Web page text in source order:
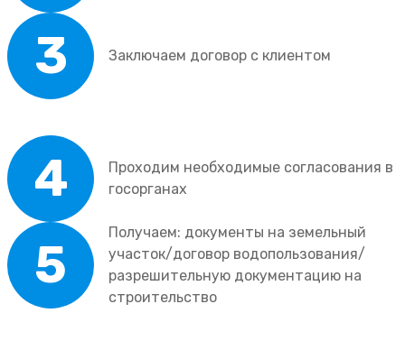
3 Заключаем договор с клиентом
4
Проходим необходимые согласования в
госорганах
5
Получаем: документы на земельный
участок/договор водопользования/
разрешительную документацию на
строительство